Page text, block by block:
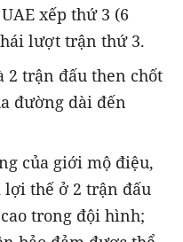
xếp thứ 3 (6
lượt trận thứ 3.
2 trận đấu then chốt
đường dài đến
của giới mộ điệu,
thế ở 2 trận đấu
trong đội hình;